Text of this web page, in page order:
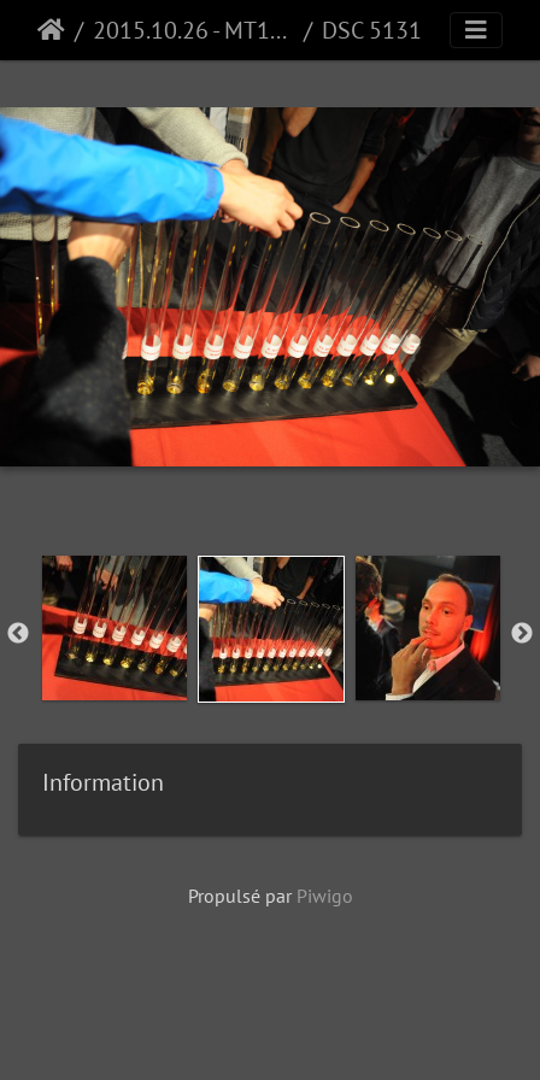
2015.10.26 - MT180 finale EPF DSC 5131
Information
Propulsé par Piwigo